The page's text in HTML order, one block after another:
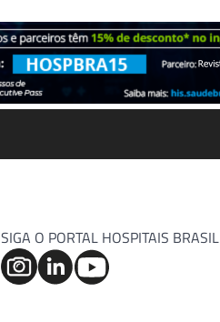
SIGA O PORTAL HOSPITAIS BRASIL